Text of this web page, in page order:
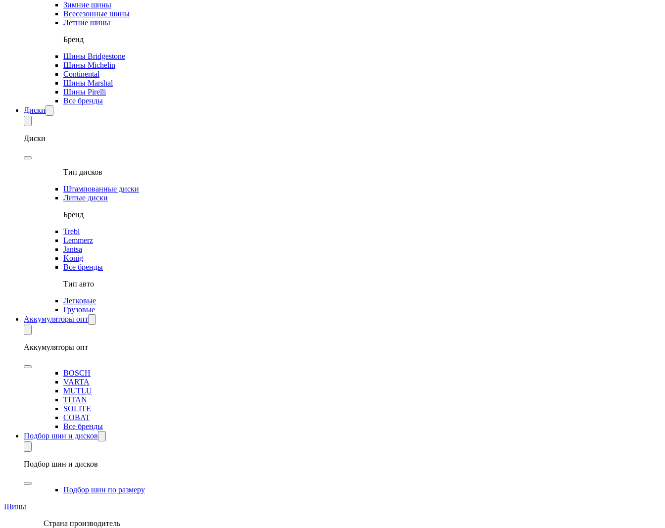
Зимние шины
Всесезонные шины
Летние шины
Бренд
Шины Bridgestone
Шины Michelin
Continental
Шины Marshal
Шины Pirelli
Все бренды
Диски
Диски
Тип дисков
Штампованные диски
Литые диски
Бренд
Trebl
Lemmerz
Jantsa
Konig
Все бренды
Тип авто
Легковые
Грузовые
Аккумуляторы опт
Аккумуляторы опт
BOSCH
VARTA
MUTLU
TITAN
SOLITE
COBAT
Все бренды
Подбор шин и дисков
Подбор шин и дисков
Подбор шин по размеру
Шины
Страна производитель